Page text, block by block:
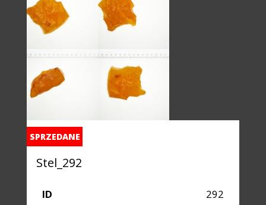
SPRZEDANE
Stel_292
ID 292